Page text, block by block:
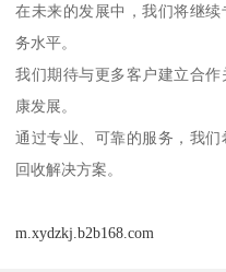
在未来的发展中，我们将继
务水平。
我们期待与更多客户建立合
康发展。
通过专业、可靠的服务，我
回收解决方案。
m.xydzkj.b2b168.com